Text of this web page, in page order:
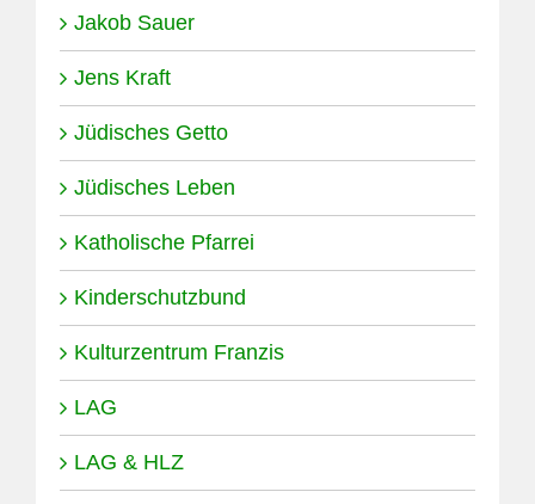
Jakob Sauer
Jens Kraft
Jüdisches Getto
Jüdisches Leben
Katholische Pfarrei
Kinderschutzbund
Kulturzentrum Franzis
LAG
LAG & HLZ